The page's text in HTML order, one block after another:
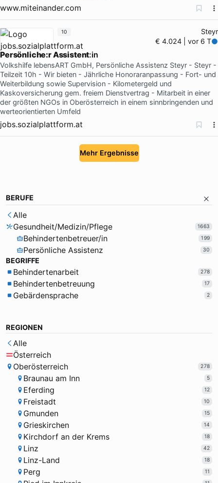
www.miteinander.com
Steyr
€ 4.024 | vor 6 T
Persönliche:r Assistent:in
Volkshilfe lebensART GmbH, Persönliche Assistenz Steyr - Steyr -
Teilzeit 10h - Wir bieten - Jährliche Honoraranpassung - Fort- und
Weiterbildung sowie Supervision - Kilometergeld und
Kaskoversicherung gem. freiem Dienstvertrag - Mitarbeit in einer
der größten NGOs in Oberösterreich in einem sinnbringenden und
werteorientierten Umfeld
jobs.sozialplattform.at
10
Mehr Ergebnisse
BERUFE
Alle
Gesundheit/Medizin/Pflege
1663
Behindertenbetreuer/in 199
Persönliche Assistenz 30
BEGRIFFE
Behindertenarbeit 278
Behindertenbetreuung 17
Gebärdensprache 2
REGIONEN
Alle
Österreich
Oberösterreich
278
Braunau am Inn 5
Eferding 12
Freistadt 10
Gmunden 15
Grieskirchen 14
Kirchdorf an der Krems 18
Linz 42
Linz-Land 18
Perg 11